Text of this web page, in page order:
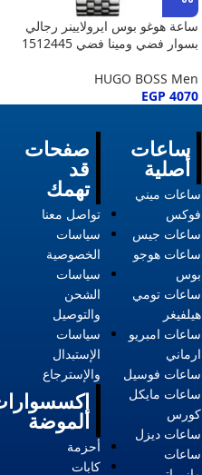
ساعة هوغو بوس ايرولايينر رجالي
بسوار فضي ومينا فضي 1512445
HUGO BOSS Men
EGP 4070
صفحات
قد
تهمك
تواصل معنا
سياسات
الخصوصية
سياسات
الشحن
والتوصيل
سياسات
الإستبدال
والإسترجاع
الموضة
أحزمة
كابات
ساعات
أصلية
ساعات ميني
فوكس
ساعات جيس
ساعات هوجو
بوس
ساعات تومي
هيلفيغر
ساعات امبريو
ارماني
ساعات فوسيل
ساعات مايكل
كورس
ساعات ديزل
ساعات